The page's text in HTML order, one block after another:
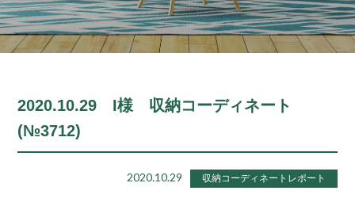
2020.10.29 I様 収納コーディネート
(№3712)
2020.10.29 収納コーディネートレポート